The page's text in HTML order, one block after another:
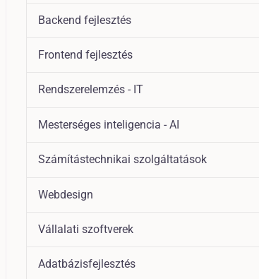
Backend fejlesztés
Frontend fejlesztés
Rendszerelemzés - IT
Mesterséges inteligencia - AI
Számítástechnikai szolgáltatások
Webdesign
Vállalati szoftverek
Adatbázisfejlesztés